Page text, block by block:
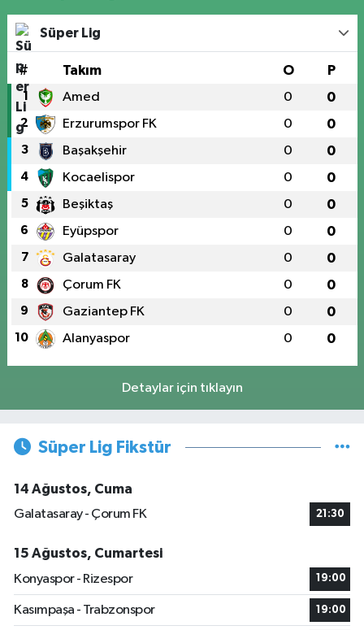
Süper Lig
# Takım O P
1 Amed 0 0
2 Erzurumspor FK 0 0
3 Başakşehir 0 0
4 Kocaelispor 0 0
5 Beşiktaş 0 0
6 Eyüpspor 0 0
7 Galatasaray 0 0
8 Çorum FK 0 0
9 Gaziantep FK 0 0
10 Alanyaspor 0 0
Detaylar için tıklayın
Süper Lig Fikstür
14 Ağustos, Cuma
Galatasaray - Çorum FK
21:30
15 Ağustos, Cumartesi
Konyaspor - Rizespor
19:00
Kasımpaşa - Trabzonspor 19:00